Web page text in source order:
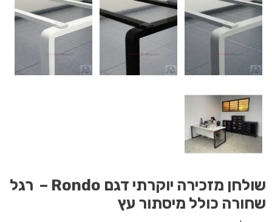
שולחן מזכירה יוקרתי דגם Rondo – רגל
שחורה כולל מיסתור עץ